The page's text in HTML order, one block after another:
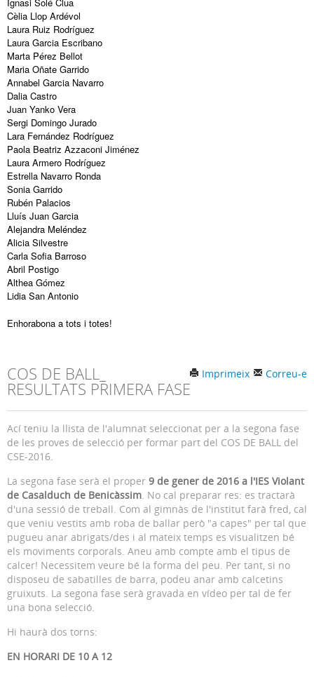
Cèlia Llop Ardévol
Laura Ruiz Rodríguez
Laura Garcia Escribano
Marta Pérez Bellot
Maria Oñate Garrido
Annabel Garcia Navarro
Dalia Castro
Juan Yanko Vera
Sergi Domingo Jurado
Lara Fernández Rodríguez
Paola Beatriz Azzaconi Jiménez
Laura Armero Rodríguez
Estrella Navarro Ronda
Sonia Garrido
Rubén Palacios
Lluís Juan Garcia
Alejandra Meléndez
Alicia Silvestre
Carla Sofia Barroso
Abril Postigo
Althea Gómez
Lidia San Antonio
Enhorabona a tots i totes!
Correu-e
Imprimeix
COS DE BALL_
RESULTATS PRIMERA FASE
Ací teniu la llista de l'alumnat seleccionat per a la segona fase
de les proves de selecció per formar part del COS DE BALL del
CSE-2016.
La segona fase serà el proper 9 de gener de 2016 a l'IES Violant
de Casalduch de Benicàssim. No cal preparar res: es tractarà
d'una sessió de treball. Com al gimnàs de l'institut farà fred, cal
que veniu vestits amb roba de ballar però "a capes" per tal que
pugueu anar abrigats/des i al mateix temps es visualitzen bé
els moviments corporals. Aneu amb compte amb el tipus de
calcer! Necessitem veure bé la forma del peu. Per tant, si no
disposeu de sabatilles de barra, podeu anar amb calcetins
gruixuts. La segona fase serà gravada en vídeo per tal de fer
una bona selecció.
Hi haurà dos torns:
EN HORARI DE 10 A 12